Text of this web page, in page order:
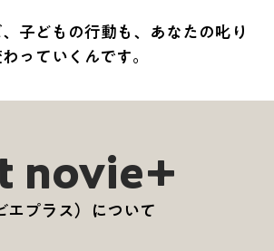
子どもの行動も、あなたの叱り
っていくんです。
novie+
エプラス）について